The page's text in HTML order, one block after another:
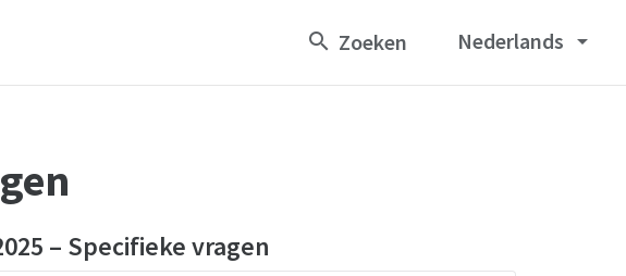
Nederlands arrow_drop_down
– Specifieke vragen